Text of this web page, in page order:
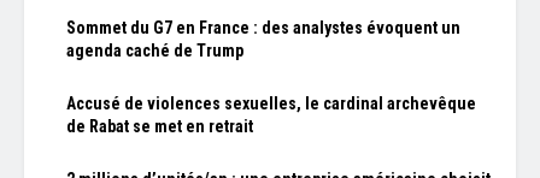
Sommet du G7 en France : des analystes évoquent un
agenda caché de Trump
Accusé de violences sexuelles, le cardinal archevêque
de Rabat se met en retrait